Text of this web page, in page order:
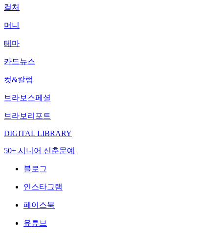
컬처
머니
테마
카드뉴스
컷&칼럼
브라보스페셜
브라보리포트
DIGITAL LIBRARY
50+ 시니어 신춘문예
블로그
인스타그램
페이스북
유튜브